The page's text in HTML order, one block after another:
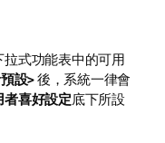
式功能表中的可用
設>後，系統一律會
者喜好設定底下所設